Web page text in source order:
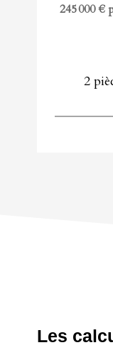
245 000 €
2
Les